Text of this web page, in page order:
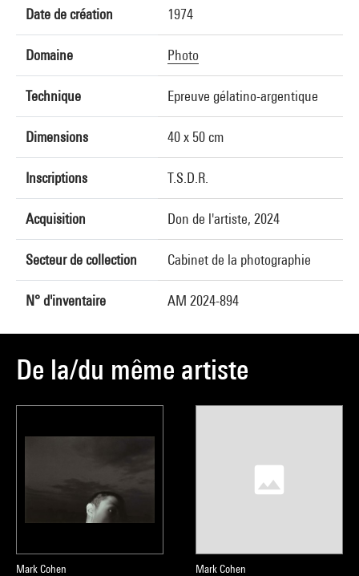
Date de création 1974
Domaine Photo
Technique Epreuve gélatino-argentique
Dimensions 40 x 50 cm
Inscriptions T.S.D.R.
Acquisition Don de l'artiste, 2024
Secteur de collection Cabinet de la photographie
N° d'inventaire AM 2024-894
De la/du même artiste
Mark Cohen
Mark Cohen